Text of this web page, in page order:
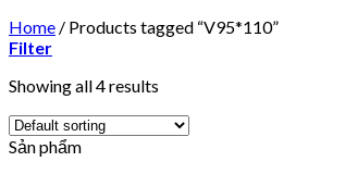
Home / Products tagged “V95*110”
Filter
Showing all 4 results
Sản phẩm